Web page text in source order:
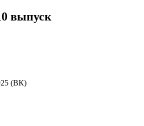
выпуск
(ВК)